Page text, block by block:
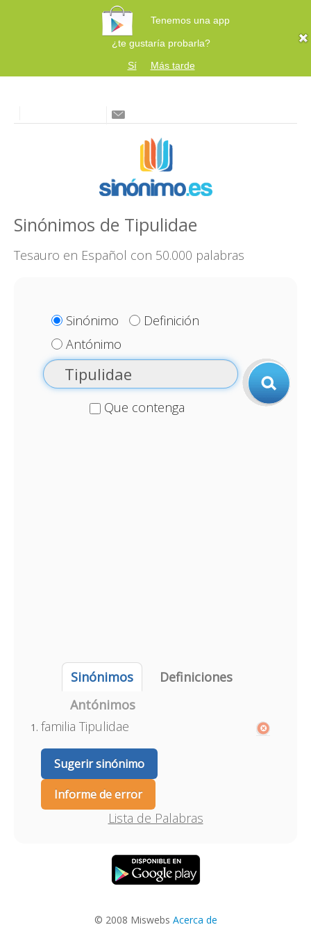
Tenemos una app
¿te gustaría probarla?
Sí
Más tarde
Sinónimos de Tipulidae
Tesauro en Español con 50.000 palabras
Sinónimo
Definición
Antónimo
Que contenga
Sinónimos
Definiciones
Antónimos
familia Tipulidae
Sugerir sinónimo
Informe de error
Lista de Palabras
© 2008 Miswebs Acerca de